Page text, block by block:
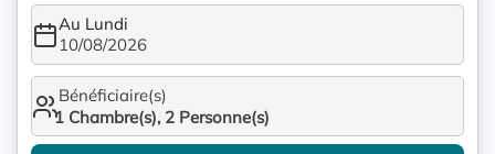
Au Lundi
10/08/2026
Bénéficiaire(s)
1 Chambre(s), 2 Personne(s)